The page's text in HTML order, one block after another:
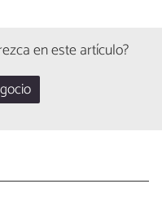
en este artículo?